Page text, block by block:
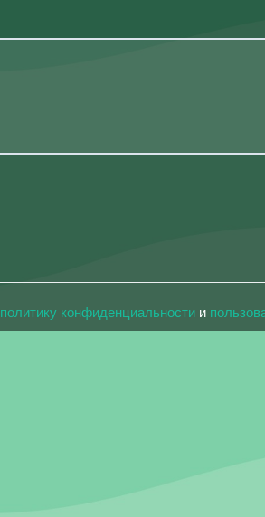
политику конфиденциальности и